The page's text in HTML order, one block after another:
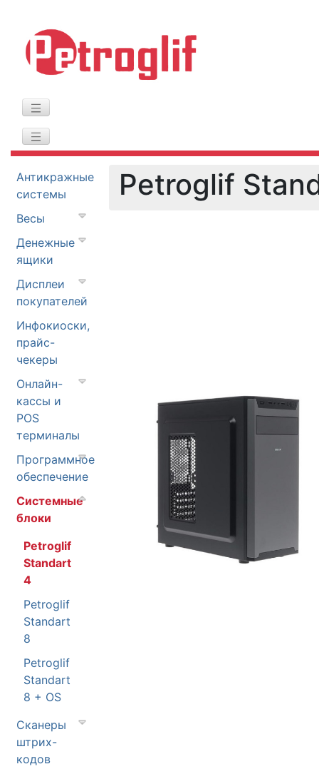
Антикражные
системы
Весы
Денежные
ящики
Дисплеи
покупателей
Инфокиоски,
прайс-
чекеры
Онлайн-
кассы и
POS
терминалы
Программное
обеспечение
Системные
блоки
Petroglif
Standart
4
Petroglif
Standart
8
Petroglif
Standart
8 + OS
Сканеры
штрих-
кодов
Petroglif